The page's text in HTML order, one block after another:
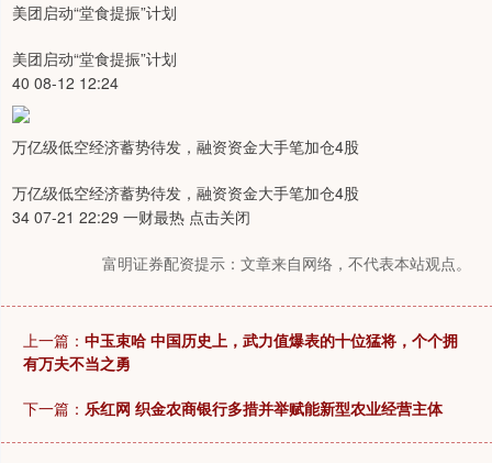
美团启动“堂食提振”计划
美团启动“堂食提振”计划
40 08-12 12:24
万亿级低空经济蓄势待发，融资资金大手笔加仓4股
万亿级低空经济蓄势待发，融资资金大手笔加仓4股
34 07-21 22:29 一财最热 点击关闭
富明证券配资提示：文章来自网络，不代表本站观点。
上一篇： 中玉束哈 中国历史上，武力值爆表的十位猛将，个个拥
有万夫不当之勇
下一篇： 乐红网 织金农商银行多措并举赋能新型农业经营主体